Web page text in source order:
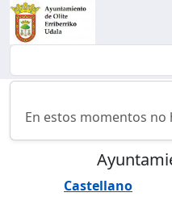
Buscador
En estos momentos
Castellano